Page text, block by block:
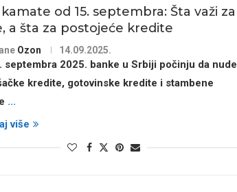
kamate od 15. septembra: Šta važi za
a šta za postojeće kredite
Ozon 14.09.2025.
septembra 2025. banke u Srbiji počinju da nude
kredite, gotovinske kredite i stambene
...
više